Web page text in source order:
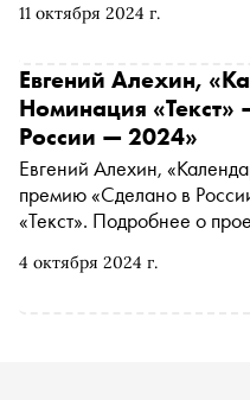
11 октября 2024 г.
Антона Секисова о жизни,
публикует фрагмент
4 октября 2024 г.
Евгений Алехин,
Номинация
России — 2024»
Евгений Алехин,
премию «Сделано в
«Текст». Подробнее о